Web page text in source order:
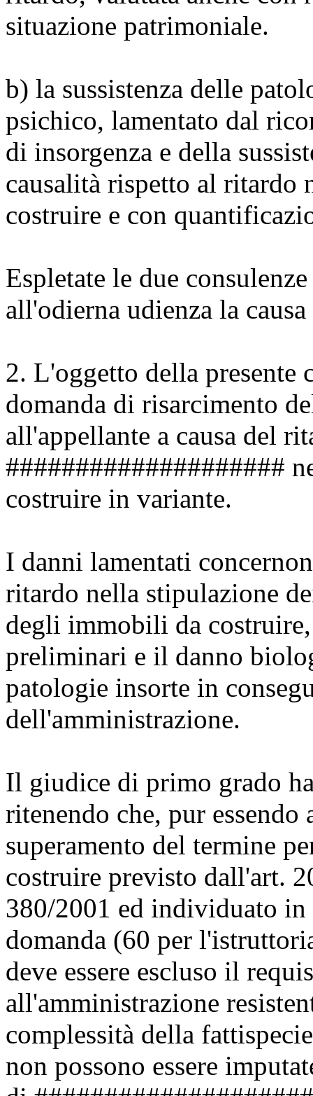
situazione patrimoniale.
b) la sussistenza delle
psichico, lamentato dal
di insorgenza e della
causalità rispetto al ritardo
costruire e con
Espletate le due
all'odierna udienza la
2. L'oggetto della presente
domanda di risarcimento
all'appellante a causa del
####################
costruire in variante.
I danni lamentati
ritardo nella stipulazione
degli immobili da
preliminari e il danno
patologie insorte in
dell'amministrazione.
Il giudice di primo grado
ritenendo che, pur
superamento del termine
costruire previsto dall'art.
380/2001 ed individuato
domanda (60 per
deve essere escluso il
all'amministrazione
complessità della
non possono essere